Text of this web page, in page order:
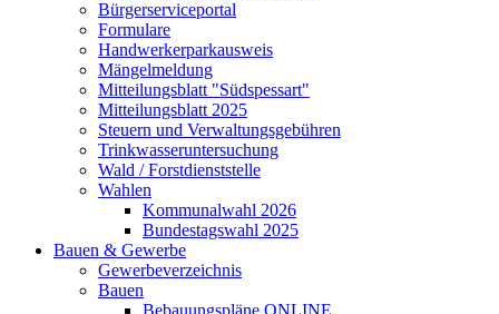
Bürgerserviceportal
Formulare
Handwerkerparkausweis
Mängelmeldung
Mitteilungsblatt "Südspessart"
Mitteilungsblatt 2025
Steuern und Verwaltungsgebühren
Trinkwasseruntersuchung
Wald / Forstdienststelle
Wahlen
Kommunalwahl 2026
Bundestagswahl 2025
Bauen & Gewerbe
Gewerbeverzeichnis
Bauen
Bebauungspläne ONLINE